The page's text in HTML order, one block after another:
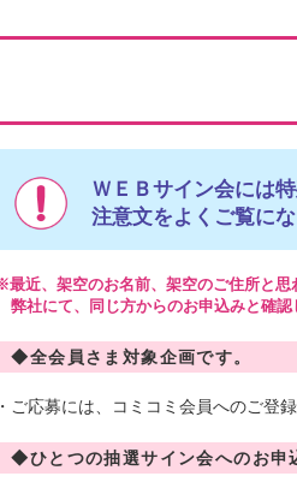
ＷＥＢサイン会には
注意文をよくご覧に
最近、架空のお名前、架空のご住所と思
弊社にて、同じ方からのお申込みと確
◆全会員さま対象企画です。
・ご応募には、コミコミ会員へのご登録
◆ひとつの抽選サイン会へのお申